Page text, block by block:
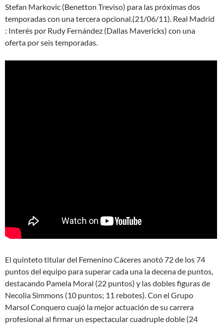
Stefan Markovic (Benetton Treviso) para las próximas dos
temporadas con una tercera opcional.(21/06/11). Real Madrid
: Interés por Rudy Fernández (Dallas Mavericks) con una
oferta por seis temporadas.
El quinteto titular del Femenino Cáceres anotó 72 de los 74
puntos del equipo para superar cada una la decena de puntos,
destacando Pamela Moral (22 puntos) y las dobles figuras de
Necolia Simmons (10 puntos; 11 rebotes). Con el Grupo
Marsol Conquero cuajó la mejor actuación de su carrera
profesional al firmar un espectacular cuadruple doble (24